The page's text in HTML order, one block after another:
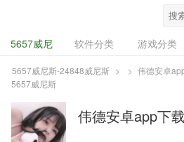
5657威尼斯-24848威尼
5657威尼
斯-24848威尼
软件分类 游戏分类
专题
设计奖
5657威尼斯-24848威尼斯 > > 伟德安卓
5657威尼斯
伟德安卓app下载